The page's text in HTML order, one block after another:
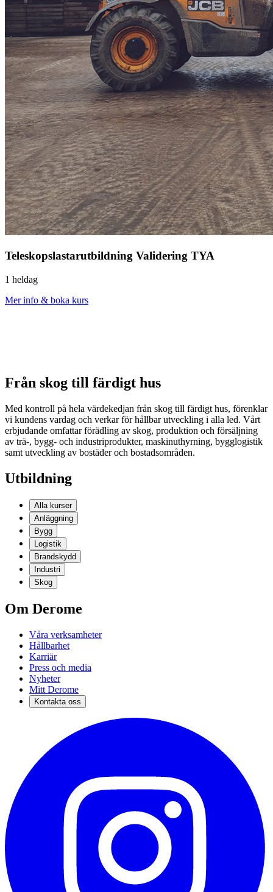
Teleskopslastarutbildning Validering TYA
1 heldag
Mer info & boka kurs
Från skog till färdigt hus
Med kontroll på hela värdekedjan från skog till färdigt hus, förenklar
vi kundens vardag och verkar för hållbar utveckling i alla led. Vårt
erbjudande omfattar förädling av skog, produktion och försäljning
av trä-, bygg- och industriprodukter, maskinuthyrning, bygglogistik
samt utveckling av bostäder och bostadsområden.
Utbildning
Alla kurser
Anläggning
Bygg
Logistik
Brandskydd
Industri
Skog
Om Derome
Våra verksamheter
Hållbarhet
Karriär
Press och media
Nyheter
Mitt Derome
Kontakta oss